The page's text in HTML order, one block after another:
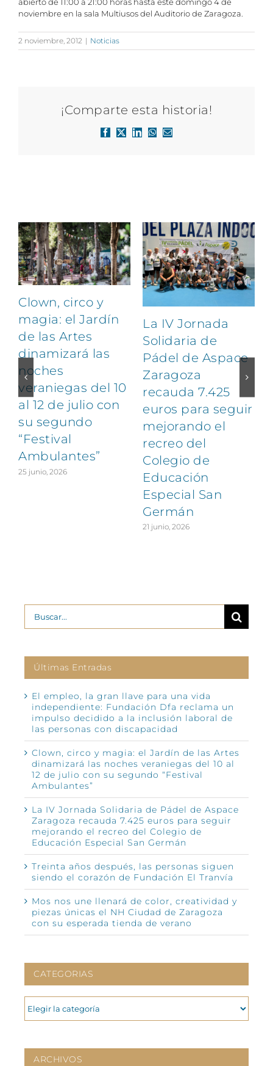
noviembre en la sala Multiusos del Auditorio de Zaragoza.
2 noviembre, 2012 | Noticias
¡Comparte esta historia!
Facebook
X LinkedInWhatsApp
Correo
Clown, circo y
magia: el Jardín
de las Artes
dinamizará las
noches
veraniegas del 10
al 12 de julio con
su segundo
“Festival
Ambulantes”
25 junio, 2026
La IV Jornada
Solidaria de
Pádel de Aspace
Zaragoza
recauda 7.425
euros para seguir
mejorando el
recreo del
Colegio de
Educación
Especial San
Germán
21 junio, 2026
Buscar:
Últimas Entradas
El empleo, la gran llave para una vida
independiente: Fundación Dfa reclama un
impulso decidido a la inclusión laboral de
las personas con discapacidad
Clown, circo y magia: el Jardín de las Artes
dinamizará las noches veraniegas del 10 al
12 de julio con su segundo “Festival
Ambulantes”
La IV Jornada Solidaria de Pádel de Aspace
Zaragoza recauda 7.425 euros para seguir
mejorando el recreo del Colegio de
Educación Especial San Germán
Treinta años después, las personas siguen
siendo el corazón de Fundación El Tranvía
Mos nos une llenará de color, creatividad y
piezas únicas el NH Ciudad de Zaragoza
con su esperada tienda de verano
CATEGORIAS
CATEGORIAS
ARCHIVOS